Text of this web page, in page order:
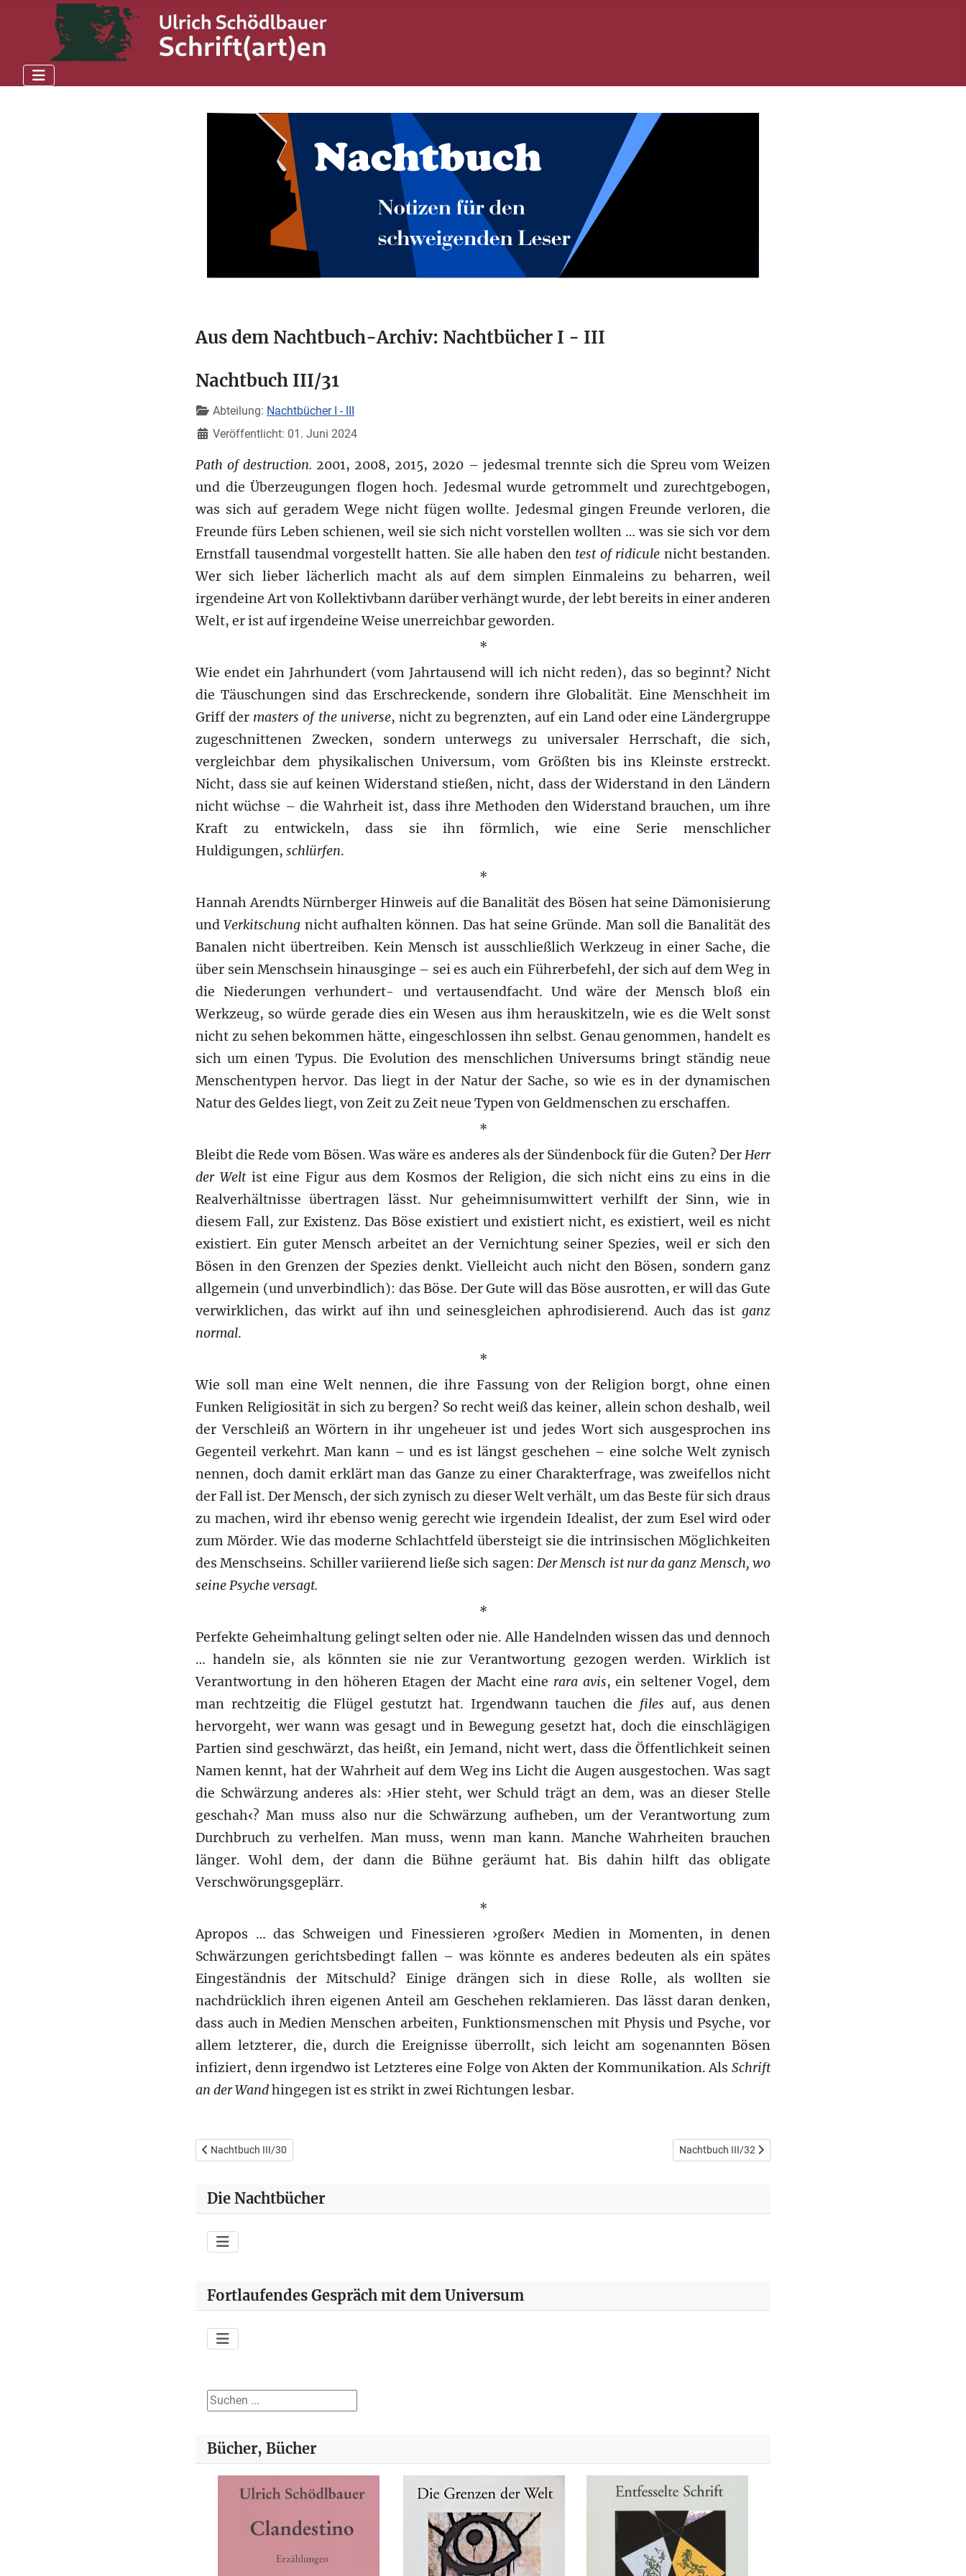
Aus dem Nachtbuch-Archiv: Nachtbücher I - III
Nachtbuch III/31
DetailsAbteilung: Nachtbücher I - III
Veröffentlicht: 01. Juni 2024
Path of destruction. 2001, 2008, 2015, 2020 – jedesmal trennte sich die Spreu vom Weizen
und die Überzeugungen flogen hoch. Jedesmal wurde getrommelt und zurechtgebogen,
was sich auf geradem Wege nicht fügen wollte. Jedesmal gingen Freunde verloren, die
Freunde fürs Leben schienen, weil sie sich nicht vorstellen wollten … was sie sich vor dem
Ernstfall tausendmal vorgestellt hatten. Sie alle haben den test of ridicule nicht bestanden.
Wer sich lieber lächerlich macht als auf dem simplen Einmaleins zu beharren, weil
irgendeine Art von Kollektivbann darüber verhängt wurde, der lebt bereits in einer anderen
Welt, er ist auf irgendeine Weise unerreichbar geworden.
*
Wie endet ein Jahrhundert (vom Jahrtausend will ich nicht reden), das so beginnt? Nicht
die Täuschungen sind das Erschreckende, sondern ihre Globalität. Eine Menschheit im
Griff der masters of the universe, nicht zu begrenzten, auf ein Land oder eine Ländergruppe
zugeschnittenen Zwecken, sondern unterwegs zu universaler Herrschaft, die sich,
vergleichbar dem physikalischen Universum, vom Größten bis ins Kleinste erstreckt.
Nicht, dass sie auf keinen Widerstand stießen, nicht, dass der Widerstand in den Ländern
nicht wüchse – die Wahrheit ist, dass ihre Methoden den Widerstand brauchen, um ihre
Kraft zu entwickeln, dass sie ihn förmlich, wie eine Serie menschlicher
Huldigungen, schlürfen.
*
Hannah Arendts Nürnberger Hinweis auf die Banalität des Bösen hat seine Dämonisierung
undVerkitschung nicht aufhalten können. Das hat seine Gründe. Man soll die Banalität des
Banalen nicht übertreiben. Kein Mensch ist ausschließlich Werkzeug in einer Sache, die
über sein Menschsein hinausginge – sei es auch ein Führerbefehl, der sich auf dem Weg in
die Niederungen verhundert- und vertausendfacht. Und wäre der Mensch bloß ein
Werkzeug, so würde gerade dies ein Wesen aus ihm herauskitzeln, wie es die Welt sonst
nicht zu sehen bekommen hätte, eingeschlossen ihn selbst. Genau genommen, handelt es
sich um einen Typus. Die Evolution des menschlichen Universums bringt ständig neue
Menschentypen hervor. Das liegt in der Natur der Sache, so wie es in der dynamischen
Natur des Geldes liegt, von Zeit zu Zeit neue Typen von Geldmenschen zu erschaffen.
*
Bleibt die Rede vom Bösen. Was wäre es anderes als der Sündenbock für die Guten? DerHerr
der Weltist eine Figur aus dem Kosmos der Religion, die sich nicht eins zu eins in die
Realverhältnisse übertragen lässt. Nur geheimnisumwittert verhilft der Sinn, wie in
diesem Fall, zur Existenz. Das Böse existiert und existiert nicht, es existiert, weil es nicht
existiert. Ein guter Mensch arbeitet an der Vernichtung seiner Spezies, weil er sich den
Bösen in den Grenzen der Spezies denkt. Vielleicht auch nicht den Bösen, sondern ganz
allgemein (und unverbindlich): das Böse. Der Gute will das Böse ausrotten, er will das Gute
verwirklichen, das wirkt auf ihn und seinesgleichen aphrodisierend. Auch das ist ganz
normal.
*
Wie soll man eine Welt nennen, die ihre Fassung von der Religion borgt, ohne einen
Funken Religiosität in sich zu bergen? So recht weiß das keiner, allein schon deshalb, weil
der Verschleiß an Wörtern in ihr ungeheuer ist und jedes Wort sich ausgesprochen ins
Gegenteil verkehrt. Man kann – und es ist längst geschehen – eine solche Welt zynisch
nennen, doch damit erklärt man das Ganze zu einer Charakterfrage, was zweifellos nicht
der Fall ist. Der Mensch, der sich zynisch zu dieser Welt verhält, um das Beste für sich draus
zu machen, wird ihr ebenso wenig gerecht wie irgendein Idealist, der zum Esel wird oder
zum Mörder. Wie das moderne Schlachtfeld übersteigt sie die intrinsischen Möglichkeiten
des Menschseins. Schiller variierend ließe sich sagen: Der Mensch ist nur da ganz Mensch, wo
seine Psyche versagt.
*
Perfekte Geheimhaltung gelingt selten oder nie. Alle Handelnden wissen das und dennoch
… handeln sie, als könnten sie nie zur Verantwortung gezogen werden. Wirklich ist
Verantwortung in den höheren Etagen der Macht eine rara avis, ein seltener Vogel, dem
man rechtzeitig die Flügel gestutzt hat. Irgendwann tauchen die files auf, aus denen
hervorgeht, wer wann was gesagt und in Bewegung gesetzt hat, doch die einschlägigen
Partien sind geschwärzt, das heißt, ein Jemand, nicht wert, dass die Öffentlichkeit seinen
Namen kennt, hat der Wahrheit auf dem Weg ins Licht die Augen ausgestochen. Was sagt
die Schwärzung anderes als: ›Hier steht, wer Schuld trägt an dem, was an dieser Stelle
geschah‹? Man muss also nur die Schwärzung aufheben, um der Verantwortung zum
Durchbruch zu verhelfen. Man muss, wenn man kann. Manche Wahrheiten brauchen
länger. Wohl dem, der dann die Bühne geräumt hat. Bis dahin hilft das obligate
Verschwörungsgeplärr.
*
Apropos … das Schweigen und Finessieren ›großer‹ Medien in Momenten, in denen
Schwärzungen gerichtsbedingt fallen – was könnte es anderes bedeuten als ein spätes
Eingeständnis der Mitschuld? Einige drängen sich in diese Rolle, als wollten sie
nachdrücklich ihren eigenen Anteil am Geschehen reklamieren. Das lässt daran denken,
dass auch in Medien Menschen arbeiten, Funktionsmenschen mit Physis und Psyche, vor
allem letzterer, die, durch die Ereignisse überrollt, sich leicht am sogenannten Bösen
infiziert, denn irgendwo ist Letzteres eine Folge von Akten der Kommunikation. Als Schrift
an der Wandhingegen ist es strikt in zwei Richtungen lesbar.
Vorheriger Beitrag: Nachtbuch III/30
Nachtbuch III/30 Nächster Beitrag: Nachtbuch III/32
Nachtbuch III/32
Die Nachtbücher
Fortlaufendes Gespräch mit dem Universum
Suchen ...
Bücher, Bücher